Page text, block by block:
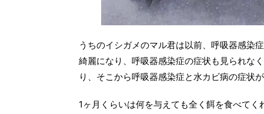
うちのイシガメのマル君は以前、呼吸器感染
綺麗になり、呼吸器感染症の症状も見られな
り、そこから呼吸器感染症と水カビ病の症状
1ヶ月くらいは何を与えても全く餌を食べて